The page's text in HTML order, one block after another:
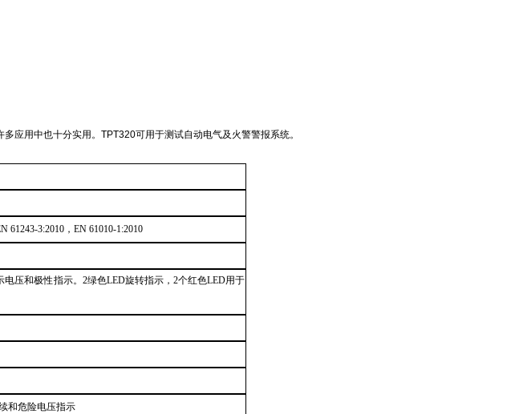
应用中也十分实用。 TPT320可用于测试自动电气及火警警报系统。
61243-3:2010 ，EN 61010-1:2010
电压和极性指示。2绿色LED旋转指示，2个红色LED用于
和危险电压指示